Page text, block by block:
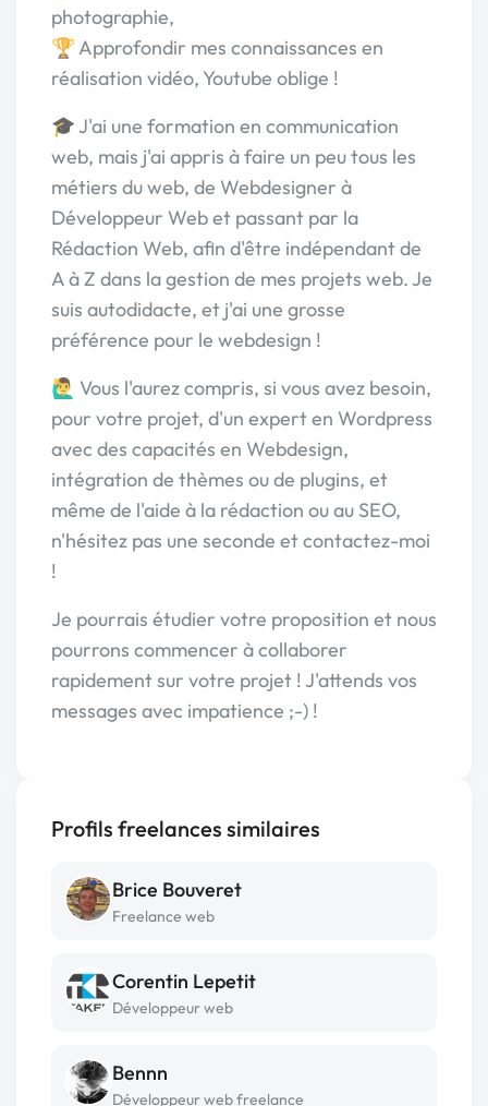
photographie,
🏆 Approfondir mes connaissances en
réalisation vidéo, Youtube oblige !
🎓 J'ai une formation en communication
web, mais j'ai appris à faire un peu tous les
métiers du web, de Webdesigner à
Développeur Web et passant par la
Rédaction Web, afin d'être indépendant de
A à Z dans la gestion de mes projets web. Je
suis autodidacte, et j'ai une grosse
préférence pour le webdesign !
🙋‍♂️ Vous l'aurez compris, si vous avez besoin,
pour votre projet, d'un expert en Wordpress
avec des capacités en Webdesign,
intégration de thèmes ou de plugins, et
même de l'aide à la rédaction ou au SEO,
n'hésitez pas une seconde et contactez-moi
!
Je pourrais étudier votre proposition et nous
pourrons commencer à collaborer
rapidement sur votre projet ! J'attends vos
messages avec impatience ;-) !
Profils freelances similaires
Brice Bouveret
Freelance web
Corentin Lepetit
Développeur web
Bennn
Développeur web freelance